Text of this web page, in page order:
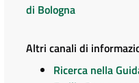
di Bologna
Altri canali di
Ricerca nella